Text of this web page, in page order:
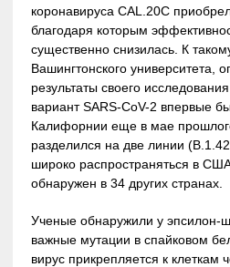
коронавируса CAL.20C
благодаря которым
существенно снизилась. К
Вашингтонского университета,
результаты своего
вариант SARS-CoV-2 впервые
Калифорнии еще в мае
разделился на две линии
широко распространяться в
обнаружен в 34 других странах.
Ученые обнаружили у эпсилон-
важные мутации в спайковом
вирус прикрепляется к клеткам